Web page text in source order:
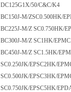
DC125G1X/50/C&C/K4
BC150J-M/ZSC0.500HK/
BC225J-M/Z SC0.750HK/
BC300J-M/Z SC1HK/
BC450J-M/Z SC1.5HK/
SC0.250JK/EPSC2HK/
SC0.500JK/EPSC3HK/
SC0.750JK/EPSC5HK/